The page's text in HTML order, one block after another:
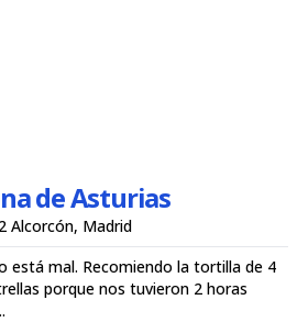
de Asturias
Alcorcón, Madrid
está mal. Recomiendo la tortilla de 4
porque nos tuvieron 2 horas